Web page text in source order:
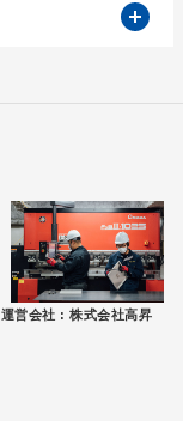
運営会社 : 株式会社高昇